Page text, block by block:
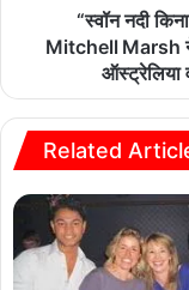
“स्वॉन नदी
Mitchell Marsh ने
Related